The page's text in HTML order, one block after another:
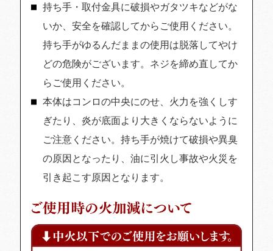
持ち手・取付金具に破損やガタツキなどがな
いか、安全を確認してからご使用ください。
持ち手がゆるんだままの使用は脱落してやけ
どの危険がございます。ネジを締め直してか
らご使用ください。
本体はコンロの中央にのせ、火力を強くしす
ぎたり、炎が底面より大きくならないように
ご注意ください。持ち手が焼けて破損や異臭
の原因となったり、油に引火し事故や火災を
引き起こす原因となります。